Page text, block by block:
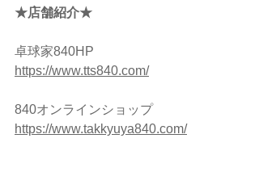
★店舗紹介★
卓球家840HP
https://www.tts840.com/
840オンラインショップ
https://www.takkyuya840.com/